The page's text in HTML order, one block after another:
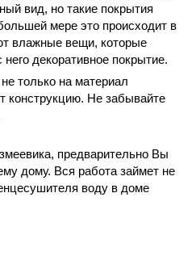
вид, но такие покрытия
мере это происходит в
влажные вещи, которые
декоративное покрытие.
только на материал
конструкцию. Не забывайте
предварительно Вы
дому. Вся работа займет не
воду в доме